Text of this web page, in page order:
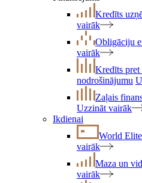
Kredīts
vairāk
Obligāciju
vairāk
Kredīts pret
nodrošinājumu
Zaļais
Uzzināt vairāk
Ikdienai
World
vairāk
Maza un
vairāk